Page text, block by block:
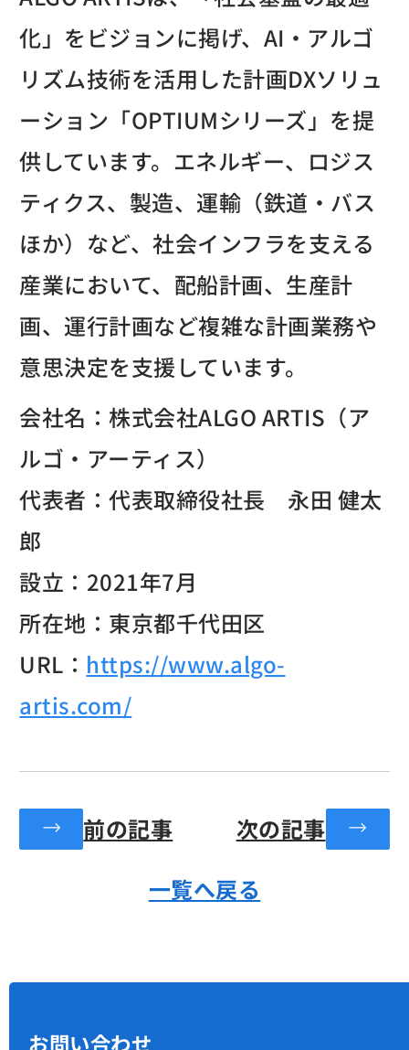
化」をビジョンに掲げ、AI・アルゴ
リズム技術を活用した計画DXソリュ
ーション「OPTIUMシリーズ」を提
供しています。エネルギー、ロジス
ティクス、製造、運輸（鉄道・バス
ほか）など、社会インフラを支える
産業において、配船計画、生産計
画、運行計画など複雑な計画業務や
意思決定を支援しています。
会社名：株式会社ALGO ARTIS（ア
ルゴ・アーティス）
代表者：代表取締役社長 永田 健太
郎
設立：2021年7月
所在地：東京都千代田区
URL： https://www.algo-
artis.com/
前の記事
次の記事
一覧へ戻る
お問い合わせ